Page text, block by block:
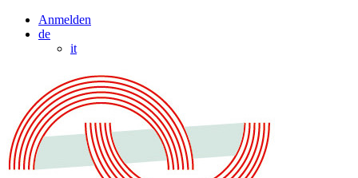
Anmelden
de
it